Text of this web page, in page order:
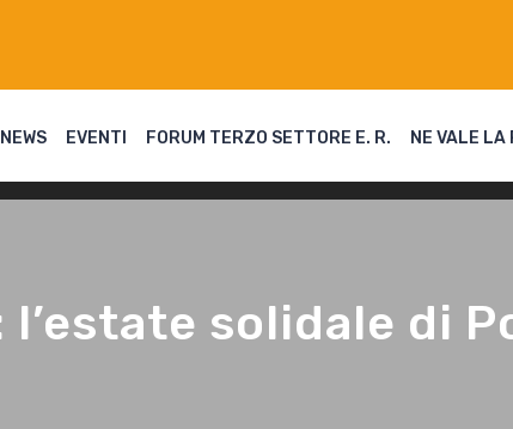
NEWS EVENTI FORUM TERZO SETTORE E. R. NE VALE LA
l’estate solidale di